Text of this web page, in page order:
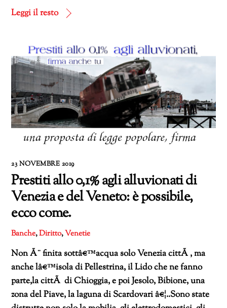
corso…
Leggi il resto
23 NOVEMBRE 2019
Prestiti allo 0,1% agli alluvionati di
Venezia e del Veneto: è possibile,
ecco come.
Banche,Diritto,Venetie
Non Ã¨ finita sottâ€™acqua solo Venezia cittÃ , ma
anche lâ€™isola di Pellestrina, il Lido che ne fanno
parte,la cittÃ di Chioggia, e poi Jesolo, Bibione, una
zona del Piave, la laguna di Scardovari â€¦..Sono state